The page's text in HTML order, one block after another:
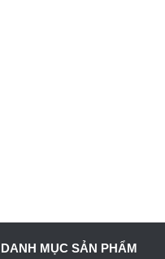
DANH MỤC SẢN PHẨM